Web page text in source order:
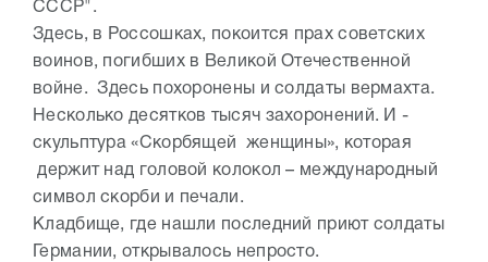
СССР".
Здесь, в Россошках, покоится прах советских
воинов, погибших в Великой Отечественной
войне. Здесь похоронены и солдаты вермахта.
Несколько десятков тысяч захоронений. И -
скульптура «Скорбящей женщины», которая
держит над головой колокол – международный
символ скорби и печали.
Кладбище, где нашли последний приют солдаты
Германии, открывалось непросто.